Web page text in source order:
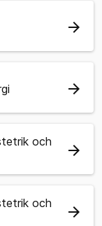
arrow_forward
arrow_forward
och
arrow_forward
och
arrow_forward